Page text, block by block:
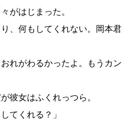
がはじまった。
、何もしてくれない。岡本君
れがわるかったよ。もうカン
彼女はふくれっつら。
てくれる？」